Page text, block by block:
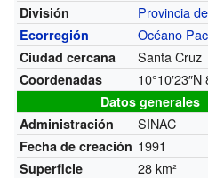
División Provincia
Ecorregión Océano
Ciudad cercana Santa Cruz
Coordenadas 10°10′23″N
Datos generales
Administración
SINAC
Fecha de creación 1991
Superficie 28 km²